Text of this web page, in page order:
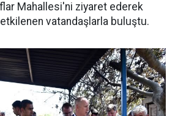
Mahallesi'ni ziyaret ederek
etkilenen vatandaşlarla buluştu.